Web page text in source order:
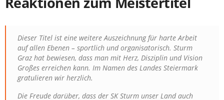
Dieser Titel ist eine weitere Auszeichnung für harte Arbeit
auf allen Ebenen – sportlich und organisatorisch. Sturm
Graz hat bewiesen, dass man mit Herz, Disziplin und Vision
Großes erreichen kann. Im Namen des Landes Steiermark
gratulieren wir herzlich.
Die Freude darüber, dass der SK Sturm unser Land auch